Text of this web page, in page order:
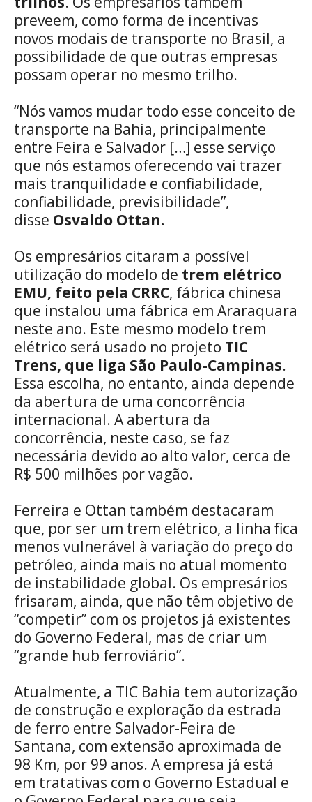
preveem, como forma de incentivas
novos modais de transporte no Brasil, a
possibilidade de que outras empresas
possam operar no mesmo trilho.
“Nós vamos mudar todo esse conceito de
transporte na Bahia, principalmente
entre Feira e Salvador […] esse serviço
que nós estamos oferecendo vai trazer
mais tranquilidade e confiabilidade,
confiabilidade, previsibilidade”,
disse Osvaldo Ottan.
Os empresários citaram a possível
utilização do modelo de trem elétrico
EMU, feito pela CRRC, fábrica chinesa
que instalou uma fábrica em Araraquara
neste ano. Este mesmo modelo trem
elétrico será usado no projeto TIC
Trens, que liga São Paulo-Campinas.
Essa escolha, no entanto, ainda depende
da abertura de uma concorrência
internacional. A abertura da
concorrência, neste caso, se faz
necessária devido ao alto valor, cerca de
R$ 500 milhões por vagão.
Ferreira e Ottan também destacaram
que, por ser um trem elétrico, a linha fica
menos vulnerável à variação do preço do
petróleo, ainda mais no atual momento
de instabilidade global. Os empresários
frisaram, ainda, que não têm objetivo de
“competir” com os projetos já existentes
do Governo Federal, mas de criar um
“grande hub ferroviário”.
Atualmente, a TIC Bahia tem autorização
de construção e exploração da estrada
de ferro entre Salvador-Feira de
Santana, com extensão aproximada de
98 Km, por 99 anos. A empresa já está
em tratativas com o Governo Estadual e